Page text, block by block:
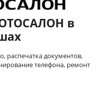
в
распечатка документов,
телефона, ремонт